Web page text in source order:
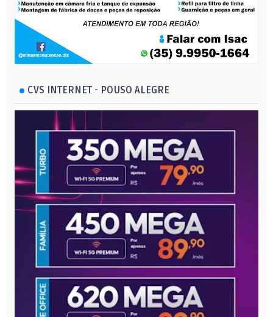
CVS INTERNET - POUSO ALEGRE